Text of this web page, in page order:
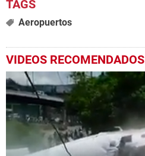
Aeropuertos
VIDEOS RECOMENDADOS